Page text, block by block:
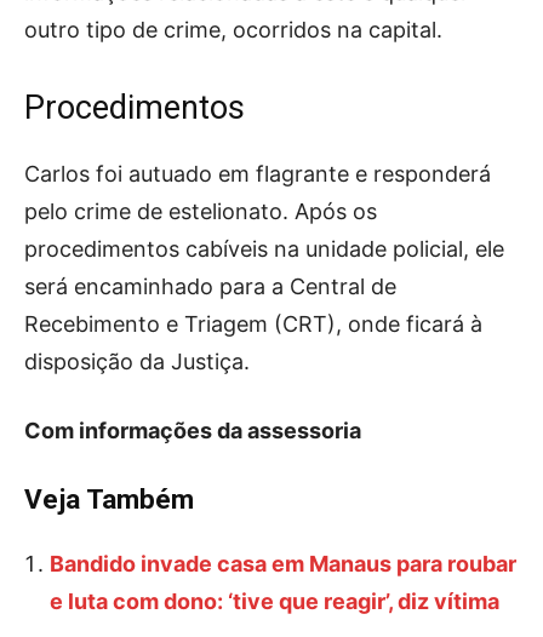
outro tipo de crime, ocorridos na capital.
Procedimentos
Carlos foi autuado em flagrante e responderá
pelo crime de estelionato. Após os
procedimentos cabíveis na unidade policial, ele
será encaminhado para a Central de
Recebimento e Triagem (CRT), onde ficará à
disposição da Justiça.
Com informações da assessoria
Veja Também
Bandido invade casa em Manaus para roubar
e luta com dono: ‘tive que reagir’, diz vítima